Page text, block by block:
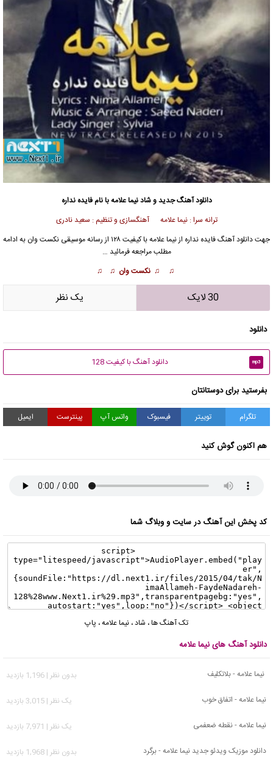
دانلود آهنگ جدیدو شاد نیما علامه با نام فایده نداره
ترانه سرا : نیما علامه آهنگسازی و تنظیم : سعید نادری
جهت دانلود آهنگ فایده نداره ازنیما علامه
با کیفیت ۱۲۸ از رسانه موسیقی نکست وان به ادامه
مطلب مراجعه فرمائید …
♫ ♫ نکست وان ♫ ♫
30 لایک يک نظر
دانلود
mp3 دانلود آهنگ با کیفیت 128
بفرستید برای دوستانتان
تلگرام توییتر فیسبوک واتس آپ پینترست ایمیل
هم اکنون گوش کنید
کد پخش این آهنگ در سایت و وبلاگ شما
تک آهنگ ها، شاد، نیما علامه، پاپ
دانلود آهنگ های نیما علامه
نیما علامه - بلاتکلیف
بدون نظر | 1,196 بازدید
نیما علامه - اتفاق خوب
يک نظر | 3,015 بازدید
نیما علامه - نقطه ضعفمی
يک نظر | 7,971 بازدید
دانلود موزیک ویدئو جدید نیما علامه - برگرد
بدون نظر | 1,968 بازدید